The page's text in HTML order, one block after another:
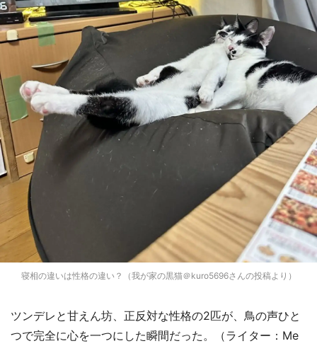
寝相の違いは性格の違い？（我が家の黒猫＠kuro5696さんの投稿より）
ツンデレと甘えん坊、正反対な性格の2匹が、鳥の声ひと
つで完全に心を一つにした瞬間だった。（ライター：Me